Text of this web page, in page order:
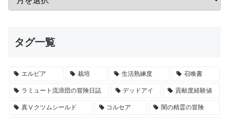
タグ一覧
エルビア 栽培 生活熟練度 召喚書
ラミュート流浪団の冒険日誌 デッドアイ 貢献度経験値
真Ⅴクツムシールド コルセア 闇の精霊の冒険